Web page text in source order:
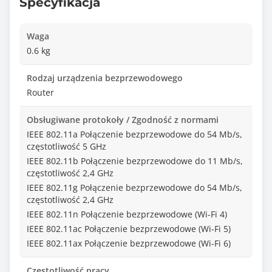
Waga
0.6 kg
Rodzaj urządzenia bezprzewodowego
Router
Obsługiwane protokoły / Zgodność z normami
IEEE 802.11a Połączenie bezprzewodowe do 54 Mb/s,
częstotliwość 5 GHz
IEEE 802.11b Połączenie bezprzewodowe do 11 Mb/s,
częstotliwość 2,4 GHz
IEEE 802.11g Połączenie bezprzewodowe do 54 Mb/s,
częstotliwość 2,4 GHz
IEEE 802.11n Połączenie bezprzewodowe (Wi-Fi 4)
IEEE 802.11ac Połączenie bezprzewodowe (Wi-Fi 5)
IEEE 802.11ax Połączenie bezprzewodowe (Wi-Fi 6)